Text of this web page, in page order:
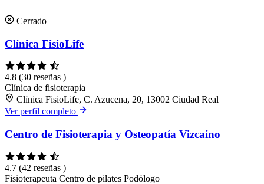
Cerrado
Clínica FisioLife
4.8 (30 reseñas )
Clínica de fisioterapia
Clínica FisioLife, C. Azucena, 20, 13002 Ciudad Real
Ver perfil completo
Centro de Fisioterapia y Osteopatía Vizcaíno
4.7 (42 reseñas )
Fisioterapeuta Centro de pilates Podólogo